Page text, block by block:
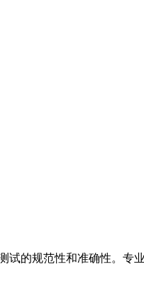
的规范性和准确性。专